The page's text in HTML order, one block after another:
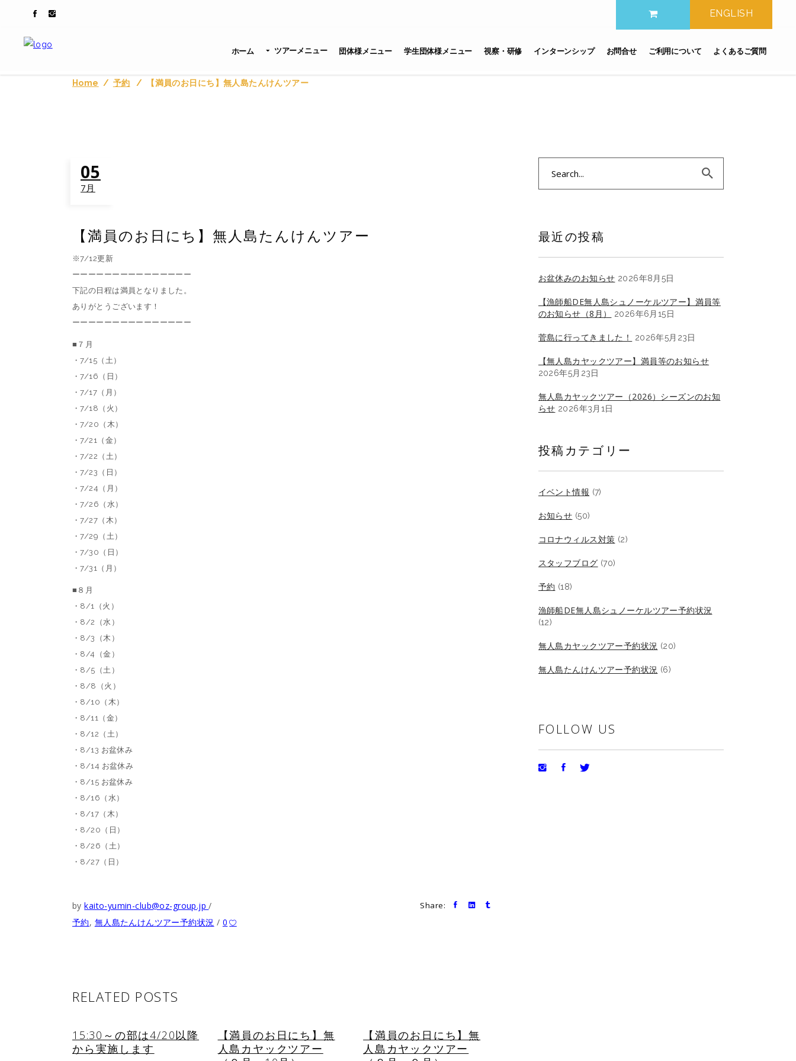
ENGLISH
ホーム ツアーメニュー 団体様メニュー 学生団体様メニュー 視察・研修 インターンシップ お問合せ ご利用について よくあるご質問
Home / 予約 / 【満員のお日にち】無人島たんけんツアー
05
7月
【満員のお日にち】無人島たんけんツアー
※7/12更新
ーーーーーーーーーーーーーーー
下記の日程は満員となりました。
ありがとうございます！
ーーーーーーーーーーーーーーー
■７月
・7/15（土）
・7/16（日）
・7/17（月）
・7/18（火）
・7/20（木）
・7/21（金）
・7/22（土）
・7/23（日）
・7/24（月）
・7/26（水）
・7/27（木）
・7/29（土）
・7/30（日）
・7/31（月）
■８月
・8/1（火）
・8/2（水）
・8/3（木）
・8/4（金）
・8/5（土）
・8/8（火）
・8/10（木）
・8/11（金）
・8/12（土）
・8/13 お盆休み
・8/14 お盆休み
・8/15 お盆休み
・8/16（水）
・8/17（木）
・8/20（日）
・8/26（土）
・8/27（日）
bykaito-yumin-club@oz-group.jp
予約, 無人島たんけんツアー予約状況 0
Share:
RELATED POSTS
15:30～の部は4/20以降
から実施します
【満員のお日にち】無
人島カヤックツアー
【満員のお日にち】無
人島カヤックツアー
最近の投稿
お盆休みのお知らせ 2026年8月5日
【漁師船DE無人島シュノーケルツアー】満員等
のお知らせ（8月）
2026年6月15日
菅島に行ってきました！ 2026年5月23日
【無人島カヤックツアー】満員等のお知らせ
2026年5月23日
無人島カヤックツアー（2026）シーズンのお知
らせ 2026年3月1日
投稿カテゴリー
イベント情報 (7)
お知らせ (50)
コロナウィルス対策 (2)
スタッフブログ (70)
予約 (18)
漁師船DE無人島シュノーケルツアー予約状況
(12)
無人島カヤックツアー予約状況 (20)
無人島たんけんツアー予約状況 (6)
FOLLOW US